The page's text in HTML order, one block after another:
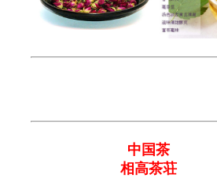
中国茶
相高茶荘